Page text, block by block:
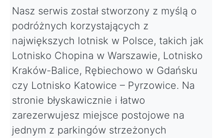
Nasz serwis został stworzony z myślą o
podróżnych korzystających z
największych lotnisk w Polsce, takich jak
Lotnisko Chopina w Warszawie, Lotnisko
Kraków-Balice, Rębiechowo w Gdańsku
czy Lotnisko Katowice – Pyrzowice. Na
stronie błyskawicznie i łatwo
zarezerwujesz miejsce postojowe na
jednym z parkingów strzeżonych